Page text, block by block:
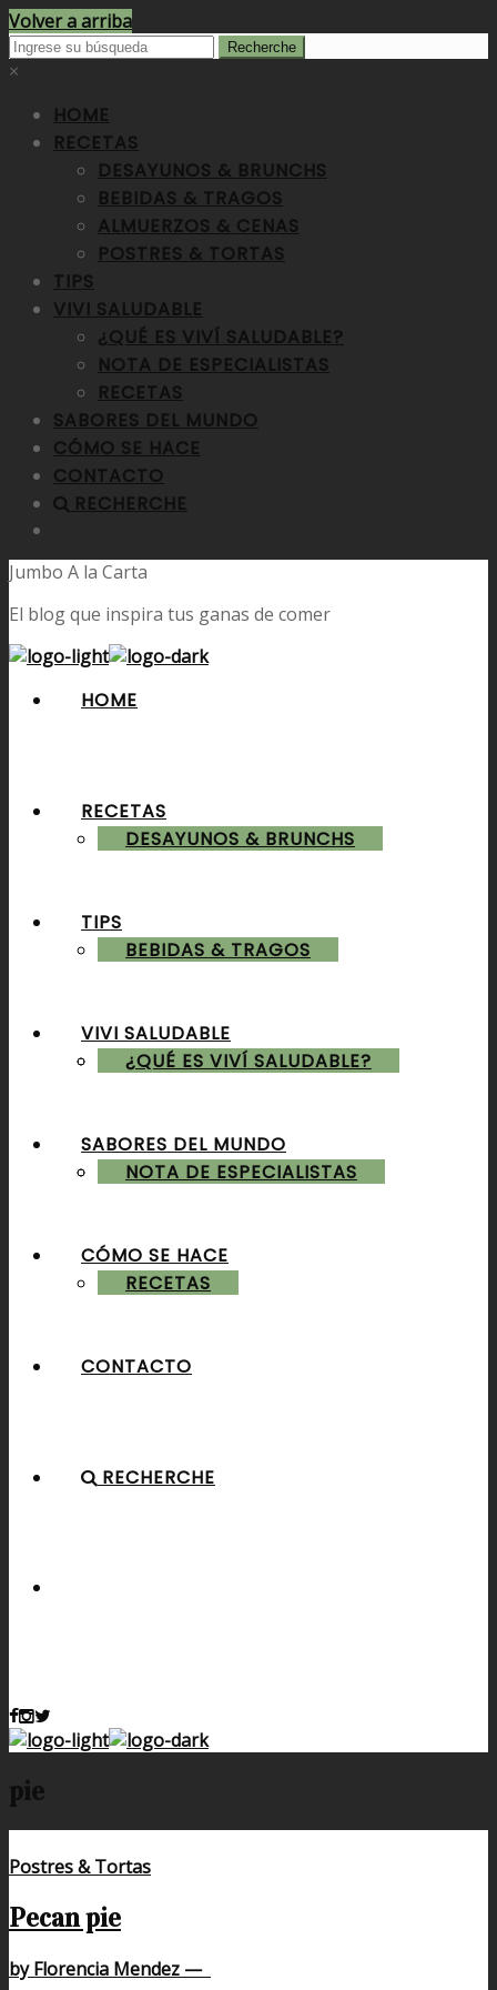
Volver a arriba
×
HOME
RECETAS
DESAYUNOS & BRUNCHS
BEBIDAS & TRAGOS
ALMUERZOS & CENAS
POSTRES & TORTAS
TIPS
VIVI SALUDABLE
¿QUÉ ES VIVÍ SALUDABLE?
NOTA DE ESPECIALISTAS
RECETAS
SABORES DEL MUNDO
CÓMO SE HACE
CONTACTO
RECHERCHE
Jumbo A la Carta
El blog que inspira tus ganas de comer
HOME
RECETAS
DESAYUNOS & BRUNCHS
BEBIDAS & TRAGOS
ALMUERZOS & CENAS
POSTRES & TORTAS
TIPS
VIVI SALUDABLE
¿QUÉ ES VIVÍ SALUDABLE?
NOTA DE ESPECIALISTAS
RECETAS
SABORES DEL MUNDO
CÓMO SE HACE
CONTACTO
RECHERCHE
pie
Postres & Tortas
Pecan pie
by Florencia Mendez —